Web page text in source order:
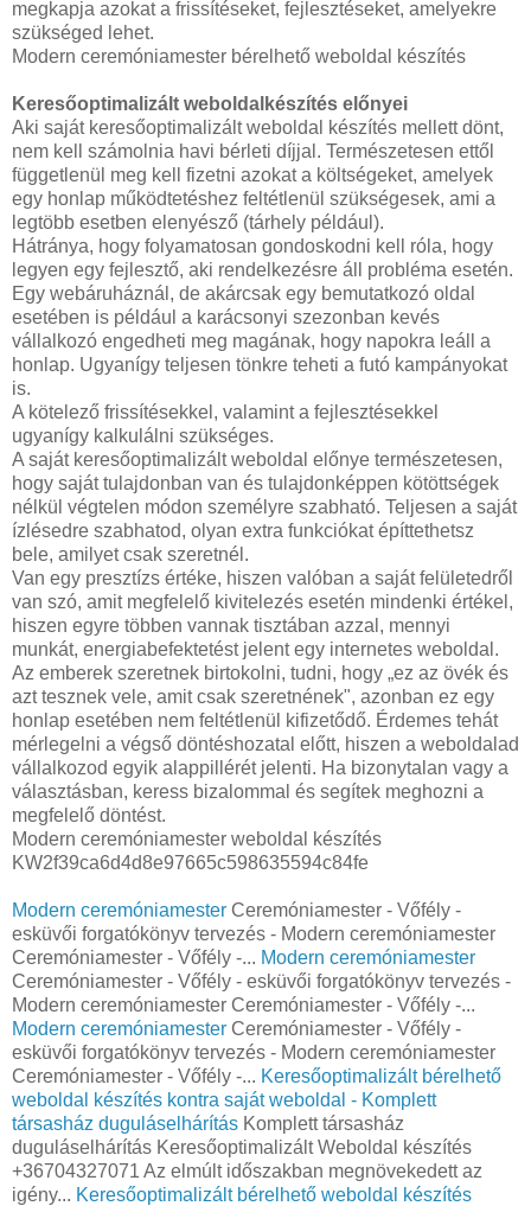
megkapja azokat a frissítéseket, fejlesztéseket, amelyekre
szükséged lehet.
Modern ceremóniamester bérelhető weboldal készítés
Keresőoptimalizált weboldalkészítés előnyei
Aki saját keresőoptimalizált weboldal készítés mellett dönt,
nem kell számolnia havi bérleti díjjal. Természetesen ettől
függetlenül meg kell fizetni azokat a költségeket, amelyek
egy honlap működtetéshez feltétlenül szükségesek, ami a
legtöbb esetben elenyésző (tárhely például).
Hátránya, hogy folyamatosan gondoskodni kell róla, hogy
legyen egy fejlesztő, aki rendelkezésre áll probléma esetén.
Egy webáruháznál, de akárcsak egy bemutatkozó oldal
esetében is például a karácsonyi szezonban kevés
vállalkozó engedheti meg magának, hogy napokra leáll a
honlap. Ugyanígy teljesen tönkre teheti a futó kampányokat
is.
A kötelező frissítésekkel, valamint a fejlesztésekkel
ugyanígy kalkulálni szükséges.
A saját keresőoptimalizált weboldal előnye természetesen,
hogy saját tulajdonban van és tulajdonképpen kötöttségek
nélkül végtelen módon személyre szabható. Teljesen a saját
ízlésedre szabhatod, olyan extra funkciókat építtethetsz
bele, amilyet csak szeretnél.
Van egy presztízs értéke, hiszen valóban a saját felületedről
van szó, amit megfelelő kivitelezés esetén mindenki értékel,
hiszen egyre többen vannak tisztában azzal, mennyi
munkát, energiabefektetést jelent egy internetes weboldal.
Az emberek szeretnek birtokolni, tudni, hogy „ez az övék és
azt tesznek vele, amit csak szeretnének", azonban ez egy
honlap esetében nem feltétlenül kifizetődő. Érdemes tehát
mérlegelni a végső döntéshozatal előtt, hiszen a weboldalad
vállalkozod egyik alappillérét jelenti. Ha bizonytalan vagy a
választásban, keress bizalommal és segítek meghozni a
megfelelő döntést.
Modern ceremóniamester weboldal készítés
KW2f39ca6d4d8e97665c598635594c84fe
Modern ceremóniamester Ceremóniamester - Vőfély -
esküvői forgatókönyv tervezés - Modern ceremóniamester
Ceremóniamester - Vőfély -... Modern ceremóniamester
Ceremóniamester - Vőfély - esküvői forgatókönyv tervezés -
Modern ceremóniamester Ceremóniamester - Vőfély -...
Modern ceremóniamester Ceremóniamester - Vőfély -
esküvői forgatókönyv tervezés - Modern ceremóniamester
Ceremóniamester - Vőfély -... Keresőoptimalizált bérelhető
weboldal készítés kontra saját weboldal - Komplett
társasház duguláselhárítás Komplett társasház
duguláselhárítás Keresőoptimalizált Weboldal készítés
+36704327071 Az elmúlt időszakban megnövekedett az
igény... Keresőoptimalizált bérelhető weboldal készítés